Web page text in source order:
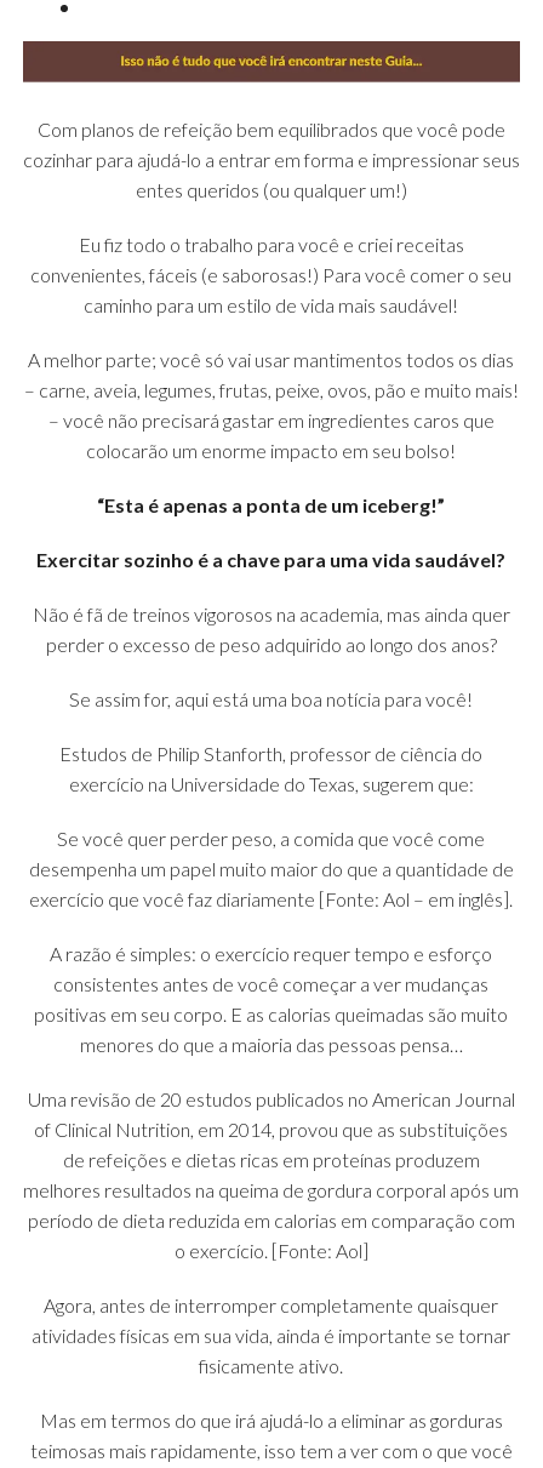
Com planos de refeição bem equilibrados que você pode
cozinhar para ajudá-lo a entrar em forma e impressionar seus
entes queridos (ou qualquer um!)
Eu fiz todo o trabalho para você e criei receitas
convenientes, fáceis (e saborosas!) Para você comer o seu
caminho para um estilo de vida mais saudável!
A melhor parte; você só vai usar mantimentos todos os dias
– carne, aveia, legumes, frutas, peixe, ovos, pão e muito mais!
– você não precisará gastar em ingredientes caros que
colocarão um enorme impacto em seu bolso!
“Esta é apenas a ponta de um iceberg!”
Exercitar sozinho é a chave para uma vida saudável?
Não é fã de treinos vigorosos na academia, mas ainda quer
perder o excesso de peso adquirido ao longo dos anos?
Se assim for, aqui está uma boa notícia para você!
Estudos de Philip Stanforth, professor de ciência do
exercício na Universidade do Texas, sugerem que:
Se você quer perder peso, a comida que você come
desempenha um papel muito maior do que a quantidade de
exercício que você faz diariamente [Fonte: Aol – em inglês].
A razão é simples: o exercício requer tempo e esforço
consistentes antes de você começar a ver mudanças
positivas em seu corpo. E as calorias queimadas são muito
menores do que a maioria das pessoas pensa…
Uma revisão de 20 estudos publicados no American Journal
of Clinical Nutrition, em 2014, provou que as substituições
de refeições e dietas ricas em proteínas produzem
melhores resultados na queima de gordura corporal após um
período de dieta reduzida em calorias em comparação com
o exercício. [Fonte: Aol]
Agora, antes de interromper completamente quaisquer
atividades físicas em sua vida, ainda é importante se tornar
fisicamente ativo.
Mas em termos do que irá ajudá-lo a eliminar as gorduras
teimosas mais rapidamente, isso tem a ver com o que você